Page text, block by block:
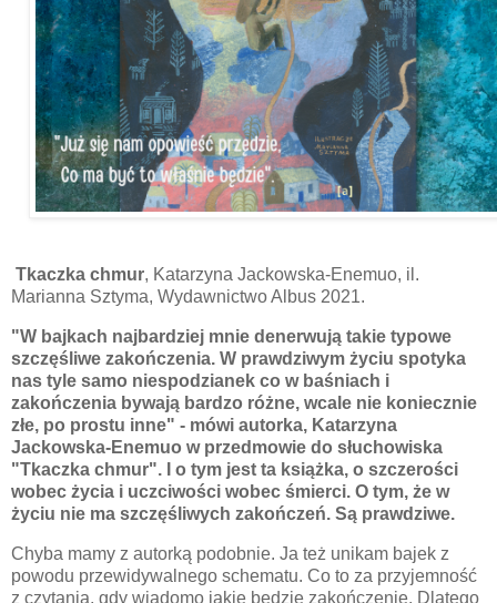
Tkaczka chmur, Katarzyna Jackowska-Enemuo, il.
Marianna Sztyma, Wydawnictwo Albus 2021.
"W bajkach najbardziej mnie denerwują takie typowe
szczęśliwe zakończenia. W prawdziwym życiu spotyka
nas tyle samo niespodzianek co w baśniach i
zakończenia bywają bardzo różne, wcale nie koniecznie
złe, po prostu inne" - mówi autorka, Katarzyna
Jackowska-Enemuo w przedmowie do słuchowiska
"Tkaczka chmur". I o tym jest ta książka, o szczerości
wobec życia i uczciwości wobec śmierci. O tym, że w
życiu nie ma szczęśliwych zakończeń. Są prawdziwe.
Chyba mamy z autorką podobnie. Ja też unikam bajek z
powodu przewidywalnego schematu. Co to za przyjemność
z czytania, gdy wiadomo jakie będzie zakończenie. Dlatego